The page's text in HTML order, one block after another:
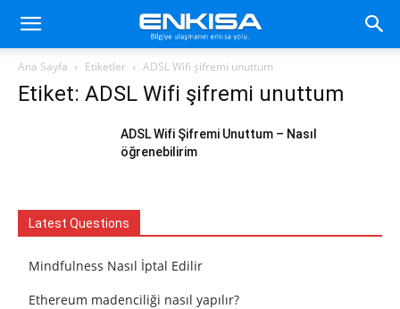
Ana Sayfa Etiketler ADSL Wifi şifremi unuttum
Etiket: ADSL Wifi şifremi unuttum
ADSL Wifi Şifremi Unuttum – Nasıl
öğrenebilirim
Latest Questions
Mindfulness Nasıl İptal Edilir
Ethereum madenciliği nasıl yapılır?